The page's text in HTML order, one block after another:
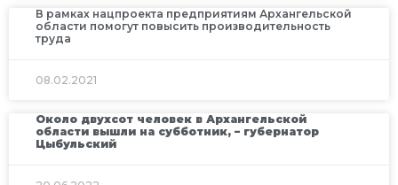
В рамках нацпроекта предприятиям Архангельской
области помогут повысить производительность
труда
08.02.2021
Около двухсот человек в Архангельской
области вышли на субботник, – губернатор
Цыбульский